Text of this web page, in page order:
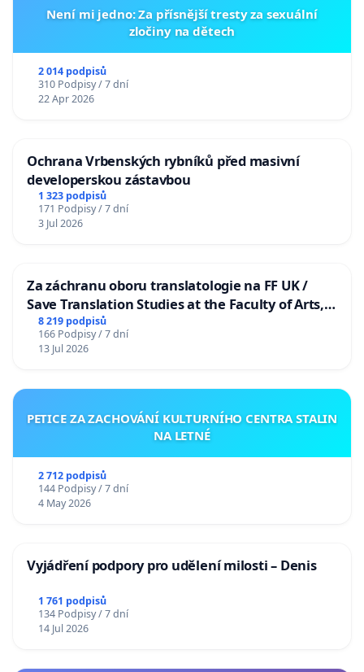
Není mi jedno: Za přísnější tresty za sexuální
zločiny na dětech
2 014 podpisů
310 Podpisy / 7 dní
22 Apr 2026
Ochrana Vrbenských rybníků před masivní
developerskou zástavbou
1 323 podpisů
171 Podpisy / 7 dní
3 Jul 2026
Za záchranu oboru translatologie na FF UK /
Save Translation Studies at the Faculty of Arts,
Charles University
8 219 podpisů
166 Podpisy / 7 dní
13 Jul 2026
PETICE ZA ZACHOVÁNÍ KULTURNÍHO CENTRA STALIN
NA LETNÉ
2 712 podpisů
144 Podpisy / 7 dní
4 May 2026
Vyjádření podpory pro udělení milosti – Denis
1 761 podpisů
134 Podpisy / 7 dní
14 Jul 2026